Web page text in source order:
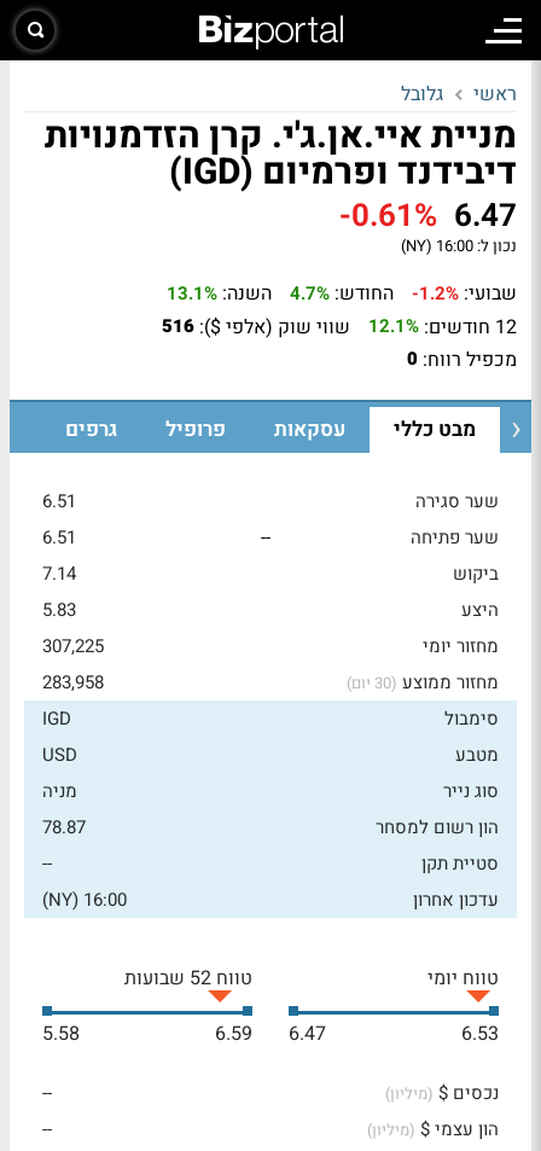
ראשי גלובל
מניית איי.אן.ג'י. קרן הזדמנויות
דיבידנד ופרמיום (IGD)
6.47
-0.61%
נכון ל: 16:00 (NY)
שבועי: -1.2% החודש: 4.7% השנה: 13.1%
12 חודשים: 12.1% שווי שוק (אלפי $): 516
מכפיל רווח: 0
מבט כללי עסקאות פרופיל גרפים
שער סגירה
6.51
שער פתיחה
--
6.51
ביקוש
7.14
היצע
5.83
מחזור יומי
307,225
מחזור ממוצע (30 יום)
283,958
סימבול
IGD
מטבע
USD
סוג נייר
מניה
הון רשום למסחר
78.87
סטיית תקן
--
עדכון אחרון
16:00 (NY)
טווח יומי
6.53
6.47
טווח 52 שבועות
6.59
5.58
נכסים $ (מיליון)
--
הון עצמי $ (מיליון)
--